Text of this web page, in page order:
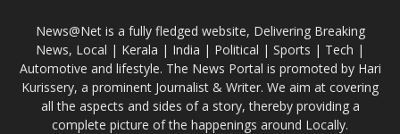
News@Net is a fully fledged website, Delivering Breaking
News, Local | Kerala | India | Political | Sports | Tech |
Automotive and lifestyle. The News Portal is promoted by Hari
Kurissery, a prominent Journalist & Writer. We aim at covering
all the aspects and sides of a story, thereby providing a
complete picture of the happenings around Locally.